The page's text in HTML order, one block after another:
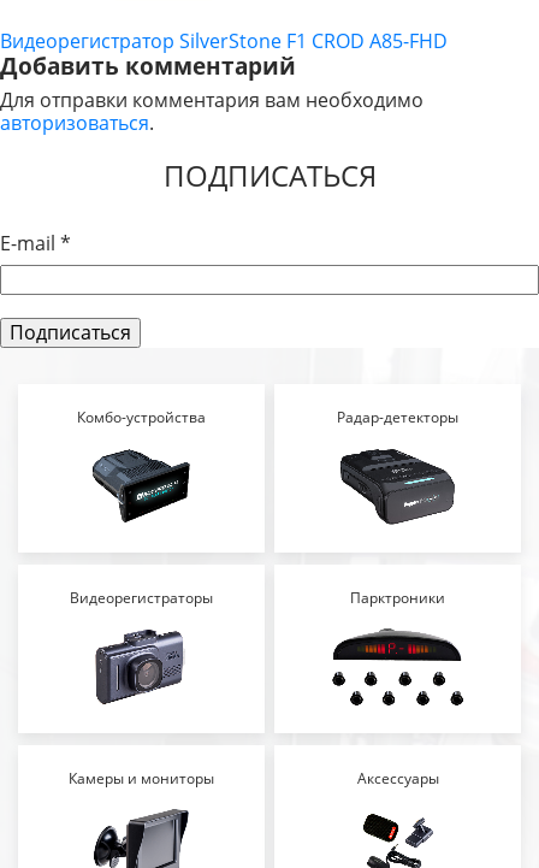
НАВИГАЦИЯ
ПО
ЗАПИСЯМ
Видеорегистратор SilverStone F1 CROD A85-FHD
Добавить комментарий
Для отправки комментария вам необходимо
авторизоваться.
ПОДПИСАТЬСЯ
E-mail *
Комбо-устройства Радар-детекторы
Видеорегистраторы Парктроники
Камеры и мониторы Аксессуары